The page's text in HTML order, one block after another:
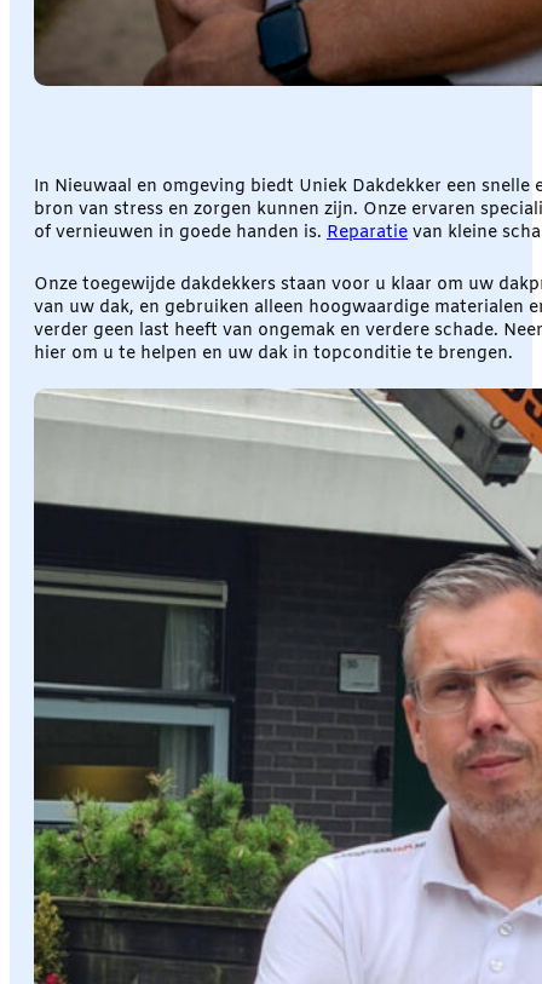
In Nieuwaal en omgeving biedt Uniek Dakdekker een
bron van stress en zorgen kunnen zijn. Onze ervaren
of vernieuwen in goede handen is. Reparatie van kleine
Onze toegewijde dakdekkers staan voor u klaar om uw
van uw dak, en gebruiken alleen hoogwaardige materialen
verder geen last heeft van ongemak en verdere schade.
hier om u te helpen en uw dak in topconditie te brengen.